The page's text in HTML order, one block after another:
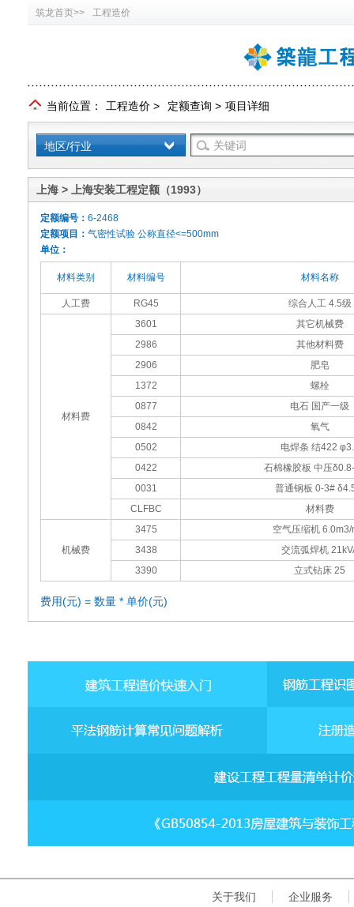
筑龙首页>> 工程造价
当前位置： 工程造价 > 定额查询 > 项目详细
地区/行业
上海 > 上海安装工程定额（1993）
定额编号： 6-2468
定额项目： 气密性试验 公称直径<=500mm
单位：
材料类别 材料编号 材料名称
人工费 RG45 综合人工 4.5级
材料费
3601
其它机械费
2986
其他材料费
2906
肥皂
1372
螺栓
0877
电石 国产一级
0842
氧气
0502
电焊条 结422
0422
石棉橡胶板 中压
0031
普通钢板 0-3#
CLFBC
材料费
机械费
3475
空气压缩机 6.0m3/
3438
交流弧焊机
3390
立式钻床 25
费用(元) = 数量 * 单价(元)
关于我们 企业服务